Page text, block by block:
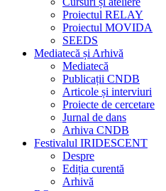
Proiectul RELAY
Proiectul MOVIDA
SEEDS
Mediatecă și Arhivă
Mediatecă
Publicații CNDB
Articole și interviuri
Proiecte de cercetare
Jurnal de dans
Arhiva CNDB
Festivalul IRIDESCENT
Despre
Ediția curentă
Arhivă